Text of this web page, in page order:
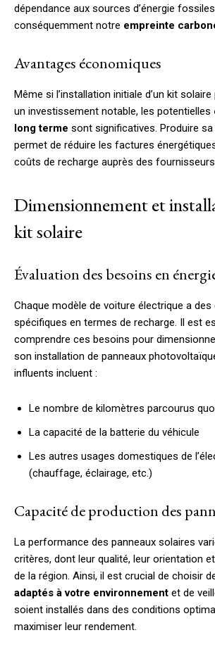
dépendance aux sources d’énergie
conséquemment notre empreinte
Avantages économiques
Même si l’installation initiale d’un kit
un investissement notable, les potentielles
long terme sont significatives. Produire
permet de réduire les factures
coûts de recharge auprès des fournisseurs
Dimensionnement et
kit solaire
Évaluation des besoins en
Chaque modèle de voiture électrique a des
spécifiques en termes de recharge. Il est
comprendre ces besoins pour
son installation de panneaux
influents incluent :
Le nombre de kilomètres parcourus
La capacité de la batterie du véhicule
Les autres usages domestiques de
(chauffage, éclairage, etc.)
Capacité de production des
La performance des panneaux solaires
critères, dont leur qualité, leur orientation
de la région. Ainsi, il est crucial de choisir
adaptés à votre environnement et de
soient installés dans des conditions
maximiser leur rendement.